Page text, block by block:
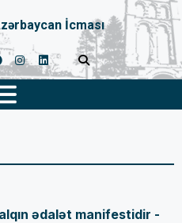
İcması
ədalət manifestidir -